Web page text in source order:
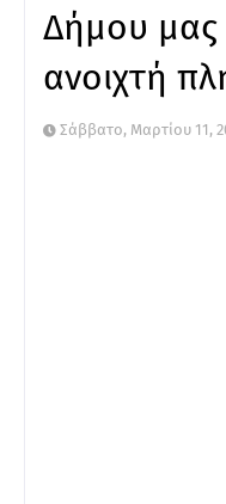
Δήμου μας
ανοιχτή
Σάββατο, Μαρτίου 11,